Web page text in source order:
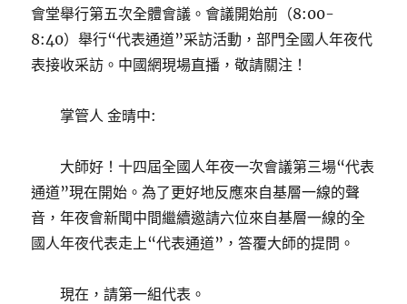
會堂舉行第五次全體會議。會議開始前（8:00-
8:40）舉行“代表通道”采訪活動，部門全國人年夜代
表接收采訪。中國網現場直播，敬請關注！
掌管人 金晴中:
大師好！十四屆全國人年夜一次會議第三場“代表
通道”現在開始。為了更好地反應來自基層一線的聲
音，年夜會新聞中間繼續邀請六位來自基層一線的全
國人年夜代表走上“代表通道”，答覆大師的提問。
現在，請第一組代表。